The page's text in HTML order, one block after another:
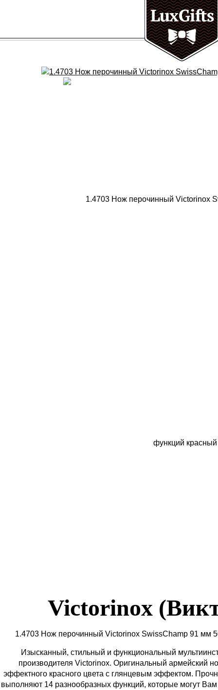
Victorinox
1.4703 Нож перочинный Victorinox SwissChamp 91 мм
Изысканный, стильный и функциональный
производителя Victorinox. Оригинальный армейский
эффектного красного цвета с глянцевым эффектом.
выполняют 14 разнообразных функций, которые могут